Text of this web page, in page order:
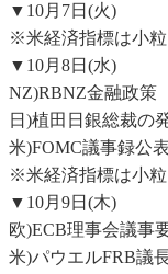
▼10月7日(火)
※米経済指標は小粒
▼10月8日(水)
NZ)RBNZ金融政策
日)植田日銀総裁の
米)FOMC議事録公
※米経済指標は小粒
▼10月9日(木)
欧)ECB理事会議事
米)パウエルFRB議